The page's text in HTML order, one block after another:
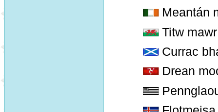
Meantán
Titw
Currac
Drean